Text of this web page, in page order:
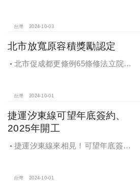
台灣 2024-10-03
北市放寬原容積獎勵認定
北市促成都更條例65條修法立院初
台灣 2024-10-01
捷運汐東線可望年底簽約、
2025年開工
捷運汐東線來相見！可望年底簽約
台灣 2024-10-01